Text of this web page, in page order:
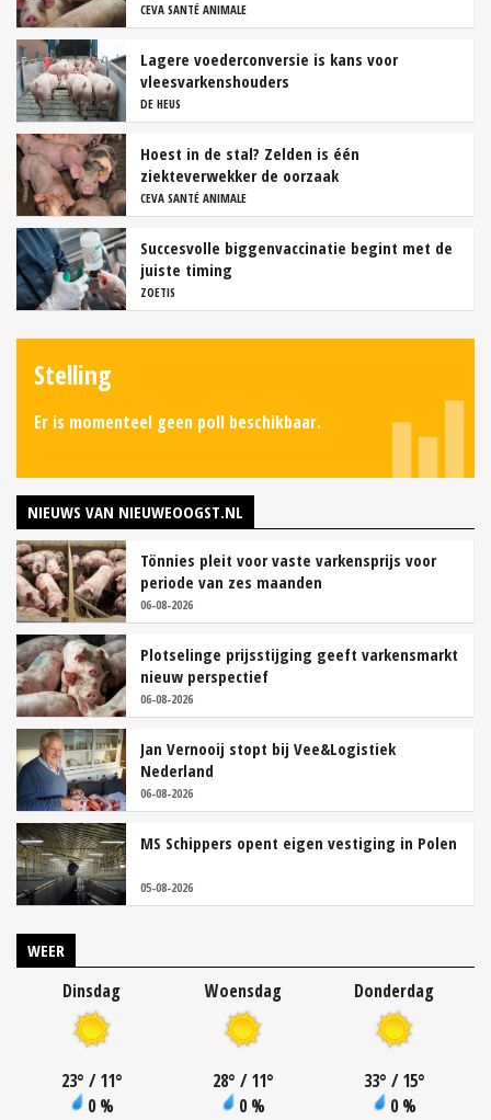
CEVA SANTÉ ANIMALE
Lagere voederconversie is kans voor
vleesvarkenshouders
DE HEUS
Hoest in de stal? Zelden is één
ziekteverwekker de oorzaak
CEVA SANTÉ ANIMALE
Succesvolle biggenvaccinatie begint met de
juiste timing
ZOETIS
Stelling
Er is momenteel geen poll beschikbaar.
NIEUWS VAN NIEUWEOOGST.NL
Tönnies pleit voor vaste varkensprijs voor
periode van zes maanden
06-08-2026
Plotselinge prijsstijging geeft varkensmarkt
nieuw perspectief
06-08-2026
Jan Vernooij stopt bij Vee&Logistiek
Nederland
06-08-2026
MS Schippers opent eigen vestiging in Polen
05-08-2026
WEER
Dinsdag
23° / 11°
0 %
Woensdag
28° / 11°
0 %
Donderdag
33° / 15°
0 %